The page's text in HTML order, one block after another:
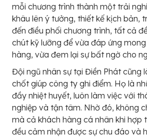
mỗi chương trình thành một trải
khâu lên ý tưởng, thiết kế kịch bản,
đến điều phối chương trình, tất cả
chút kỹ lưỡng để vừa đáp ứng
hàng, vừa đem lại sự bất ngờ cho
Đội ngũ nhân sự tại Điền Phát cũng
chốt giúp công ty ghi điểm. Họ là
đầy nhiệt huyết, luôn làm việc với
nghiệp và tận tâm. Nhờ đó, không
mà cả khách hàng cá nhân khi hợp
đều cảm nhận được sự chu đáo và